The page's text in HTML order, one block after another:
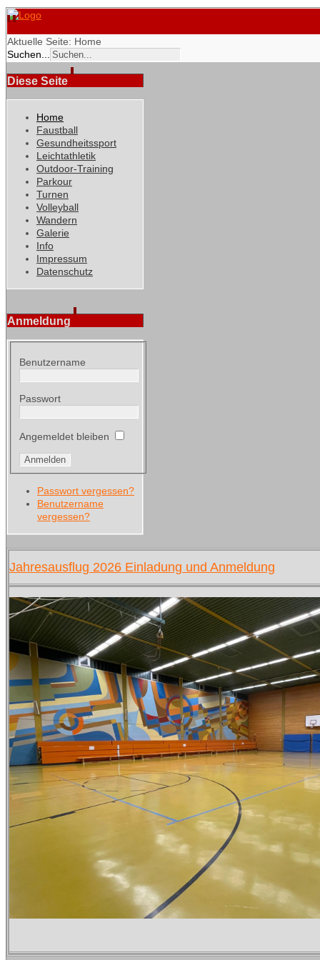
Aktuelle Seite: Home
Suchen...
Diese Seite
Home
Faustball
Gesundheitssport
Leichtathletik
Outdoor-Training
Parkour
Turnen
Volleyball
Wandern
Galerie
Info
Impressum
Datenschutz
Anmeldung
Benutzername
Passwort
Angemeldet bleiben
Passwort vergessen?
Benutzername
vergessen?
Jahresausflug 2026 Einladung und Anmeldung